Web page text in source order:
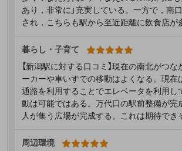
あり，非常に」充実している。一方で，南
され，こちらも駅から至近距離に飲食店が
暮らし・子育て
【新潟駅に対する口コミ】現在の南北がつ
ーカーや車いすでの移動はよくなる。現在
通路を利用することでエレベータを利用し
動は可能ではある。万代口の駅前整備が完
人が集う広場が完成する。これは期待でき
周辺環境